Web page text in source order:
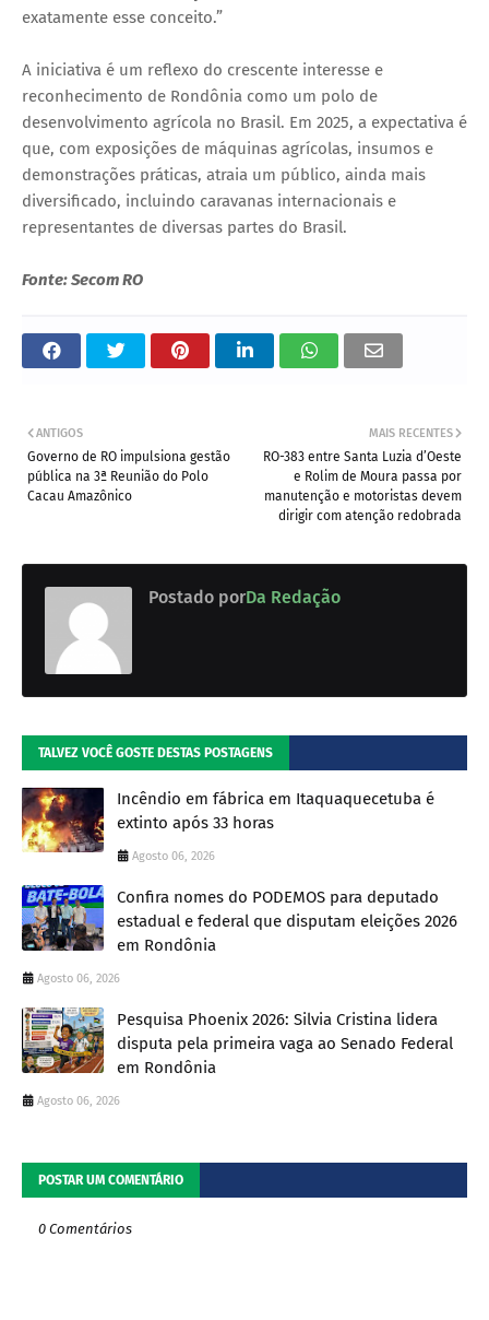
exatamente esse conceito.”
A iniciativa é um reflexo do crescente interesse e
reconhecimento de Rondônia como um polo de
desenvolvimento agrícola no Brasil. Em 2025, a expectativa é
que, com exposições de máquinas agrícolas, insumos e
demonstrações práticas, atraia um público, ainda mais
diversificado, incluindo caravanas internacionais e
representantes de diversas partes do Brasil.
Fonte: Secom RO
MAIS RECENTES
RO-383 entre Santa Luzia d’Oeste
e Rolim de Moura passa por
manutenção e motoristas devem
dirigir com atenção redobrada
ANTIGOS
Governo de RO impulsiona gestão
pública na 3ª Reunião do Polo
Cacau Amazônico
Postado porDa Redação
TALVEZ VOCÊ GOSTE DESTAS POSTAGENS
Incêndio em fábrica em Itaquaquecetuba é
extinto após 33 horas
Agosto 06, 2026
Confira nomes do PODEMOS para deputado
estadual e federal que disputam eleições 2026
em Rondônia
Agosto 06, 2026
Pesquisa Phoenix 2026: Silvia Cristina lidera
disputa pela primeira vaga ao Senado Federal
em Rondônia
Agosto 06, 2026
POSTAR UM COMENTÁRIO
0 Comentários